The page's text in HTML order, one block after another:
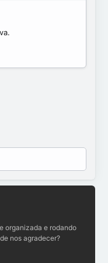
pressão política e
global está
organizada e rodando
nos agradecer?